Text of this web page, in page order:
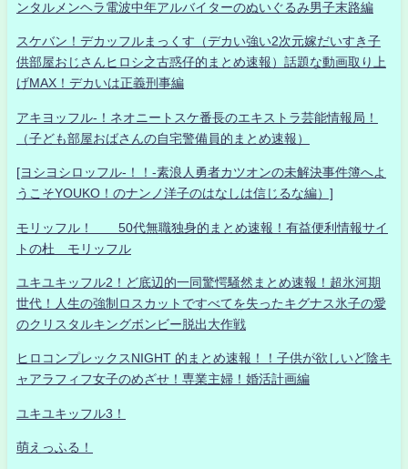
ンタルメンヘラ電波中年アルバイターのぬいぐるみ男子末路編
スケバン！デカッフルまっくす（デカい強い2次元嫁だいすき子
供部屋おじさんヒロシ之古惑仔的まとめ速報）話題な動画取り上
げMAX！デカいは正義刑事編
アキヨッフル-！ネオニートスケ番長のエキストラ芸能情報局！
（子ども部屋おばさんの自宅警備員的まとめ速報）
[ヨシヨシロッフル-！！-素浪人勇者カツオンの未解決事件簿へよ
うこそYOUKO！のナンノ洋子のはなしは信じるな編）]
モリッフル！ 50代無職独身的まとめ速報！有益便利情報サイ
トの杜 モリッフル
ユキユキッフル2！ど底辺的一同驚愕騒然まとめ速報！超氷河期
世代！人生の強制ロスカットですべてを失ったキグナス氷子の愛
のクリスタルキングボンビー脱出大作戦
ヒロコンプレックスNIGHT 的まとめ速報！！子供が欲しいど陰キ
ャアラフィフ女子のめざせ！専業主婦！婚活計画編
ユキユキッフル3！
萌えっふる！